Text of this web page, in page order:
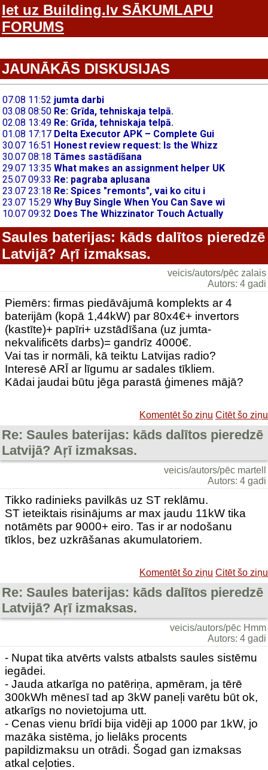
Iet uz Building.lv SĀKUMLAPU
FORUMS
JAUNĀKĀS DISKUSIJAS
Saules baterijas: kāds dalītos pieredzē
Latvijā? Aŗī izmaksas.
veicis/autors/pēc zalais
Autors: 4 gadi
Piemērs: firmas piedāvājumā komplekts ar 4
baterijām (kopā 1,44kW) par 80x4€+ invertors
(kastīte)+ papīri+ uzstādīšana (uz jumta-
nekvalificēts darbs)= gandrīz 4000€.
Vai tas ir normāli, kā teiktu Latvijas radio?
Interesē ARĪ ar līgumu ar sadales tīkliem.
Kādai jaudai būtu jēga parastā ģimenes mājā?
Komentēt šo ziņu Citēt šo ziņu
Re: Saules baterijas: kāds dalītos pieredzē
Latvijā? Aŗī izmaksas.
veicis/autors/pēc martell
Autors: 4 gadi
Tikko radinieks pavilkās uz ST reklāmu.
ST ieteiktais risinājums ar max jaudu 11kW tika
notāmēts par 9000+ eiro. Tas ir ar nodošanu
tīklos, bez uzkrāšanas akumulatoriem.
Komentēt šo ziņu Citēt šo ziņu
Re: Saules baterijas: kāds dalītos pieredzē
Latvijā? Aŗī izmaksas.
veicis/autors/pēc Hmm
Autors: 4 gadi
- Nupat tika atvērts valsts atbalsts saules sistēmu
iegādei.
- Jauda atkarīga no patēriņa, apmēram, ja tērē
300kWh mēnesī tad ap 3kW paneļi varētu būt ok,
atkarīgs no novietojuma utt.
- Cenas vienu brīdi bija vidēji ap 1000 par 1kW, jo
mazāka sistēma, jo lielāks procents
papildizmaksu un otrādi. Šogad gan izmaksas
atkal ceļoties.